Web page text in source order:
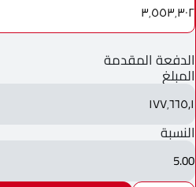
٣٬٥٥٣٬٣٠٢
الدفعة المقدمة
المبلغ
١٧٧٬٦٦٥٫١
النسبة
5.00